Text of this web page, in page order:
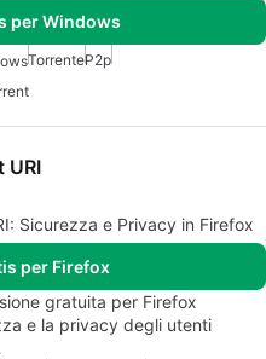
per Windows
TorrenteP2p
URI
Sicurezza e Privacy in Firefox
per Firefox
gratuita per Firefox
e la privacy degli utenti